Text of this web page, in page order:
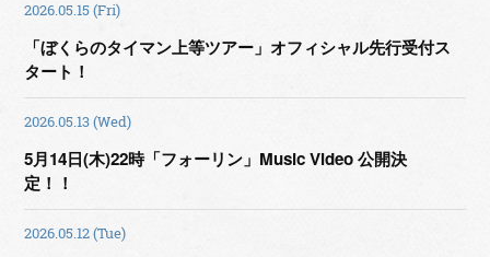
2026.05.15 (Fri)
「ぼくらのタイマン上等ツアー」オフィシャル先行受付ス
タート！
2026.05.13 (Wed)
5月14日(木)22時「フォーリン」Music Video 公開決
定！！
2026.05.12 (Tue)